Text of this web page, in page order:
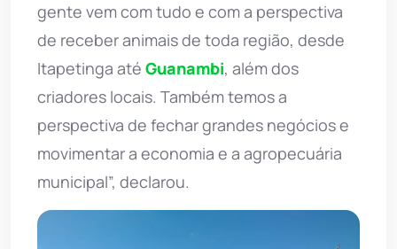
gente vem com tudo e com a perspectiva
de receber animais de toda região, desde
Itapetinga até Guanambi, além dos
criadores locais. Também temos a
perspectiva de fechar grandes negócios e
movimentar a economia e a agropecuária
municipal”, declarou.